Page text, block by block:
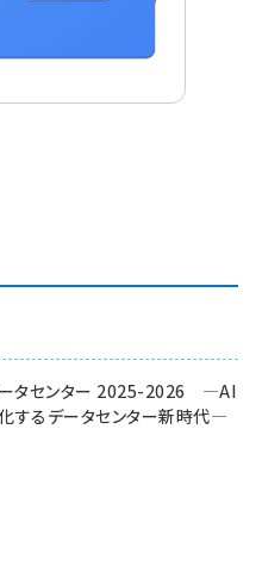
ータセンター 2025-2026 ―AI
化するデータセンター新時代―